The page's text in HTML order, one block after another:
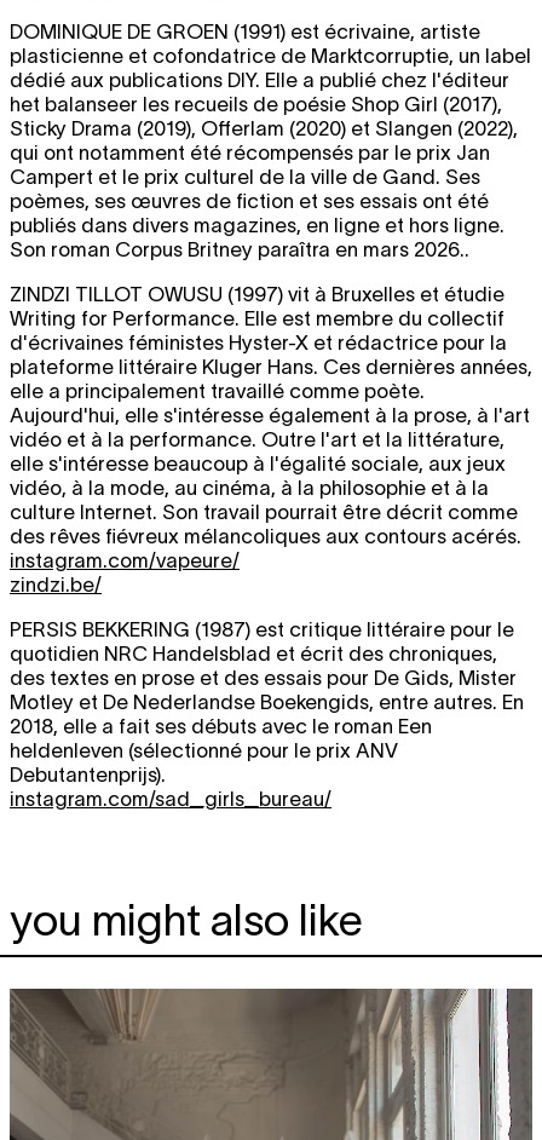
DOMINIQUE DE GROEN (1991) est écrivaine, artiste
plasticienne et cofondatrice de Marktcorruptie, un label
dédié aux publications DIY. Elle a publié chez l'éditeur
het balanseer les recueils de poésie Shop Girl (2017),
Sticky Drama (2019), Offerlam (2020) et Slangen (2022),
qui ont notamment été récompensés par le prix Jan
Campert et le prix culturel de la ville de Gand. Ses
poèmes, ses œuvres de fiction et ses essais ont été
publiés dans divers magazines, en ligne et hors ligne.
Son roman Corpus Britney paraîtra en mars 2026..
ZINDZI TILLOT OWUSU (1997) vit à Bruxelles et étudie
Writing for Performance. Elle est membre du collectif
d'écrivaines féministes Hyster-X et rédactrice pour la
plateforme littéraire Kluger Hans. Ces dernières années,
elle a principalement travaillé comme poète.
Aujourd'hui, elle s'intéresse également à la prose, à l'art
vidéo et à la performance. Outre l'art et la littérature,
elle s'intéresse beaucoup à l'égalité sociale, aux jeux
vidéo, à la mode, au cinéma, à la philosophie et à la
culture Internet. Son travail pourrait être décrit comme
des rêves fiévreux mélancoliques aux contours acérés.
instagram.com/vapeure/
zindzi.be/
PERSIS BEKKERING (1987) est critique littéraire pour le
quotidien NRC Handelsblad et écrit des chroniques,
des textes en prose et des essais pour De Gids, Mister
Motley et De Nederlandse Boekengids, entre autres. En
2018, elle a fait ses débuts avec le roman Een
heldenleven (sélectionné pour le prix ANV
Debutantenprijs).
instagram.com/sad_girls_bureau/
you might also like